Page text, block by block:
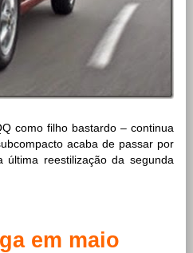
como filho bastardo – continua
acaba de passar por
última reestilização da segunda
em maio